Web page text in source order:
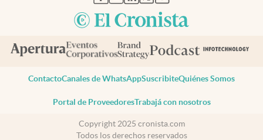
ContactoCanales de WhatsAppSuscribiteQuiénes Somos
Portal de ProveedoresTrabajá con nosotros
Copyright 2025 cronista.com
Todos los derechos reservados